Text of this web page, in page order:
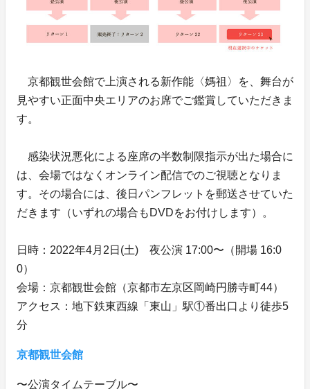
京都観世会館で上演される新作能〈媽祖〉を、舞台が
見やすい正面中央エリアのお席でご鑑賞していただきま
す。
感染状況悪化による座席の半数制限指示が出た場合に
は、会場ではなくオンライン配信でのご視聴となりま
す。その場合には、後日パンフレットを郵送させていた
だきます（いずれの場合もDVDをお付けします）。
日時：2022年4月2日(土) 夜公演 17:00〜（開場 16:0
0）
会場：京都観世会館（京都市左京区岡崎円勝寺町44）
アクセス：地下鉄東西線「東山」駅①番出口より徒歩5
分
京都観世会館
〜公演タイムテーブル〜